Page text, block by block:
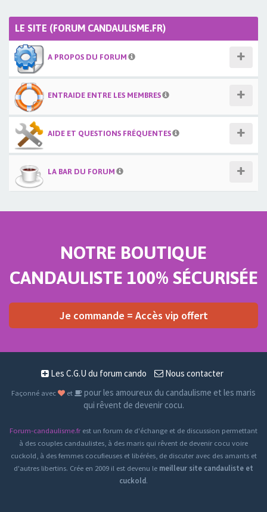
LE SITE (FORUM CANDAULISME.FR)
A PROPOS DU FORUM
ENTRAIDE ENTRE LES MEMBRES
AIDE ET QUESTIONS FRÉQUENTES
LA BAR DU FORUM
NOTRE BOUTIQUE
CANDAULISTE 100% SÉCURISÉE
Je commande = Accès vip offert
Les C.G.U du forum cando Nous contacter
Façonné avec et
pour les amoureux du candaulisme et les maris
qui rêvent de devenir cocu.
Forum-candaulisme.frest un forum de d'échange et de discussion permettant
à des couples candaulistes, à des maris qui rêvent de devenir cocu voire
cuckold, à des femmes cocufieuses et libérées, de discuter avec des amants et
d'autres libertins. Crée en 2009 il est devenu le meilleur site candauliste et
cuckold.